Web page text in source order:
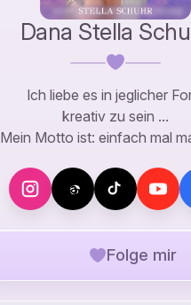
Dana Stella
Ich liebe es in jeglicher
kreativ zu sein …
Mein Motto ist: einfach mal
Folge mir